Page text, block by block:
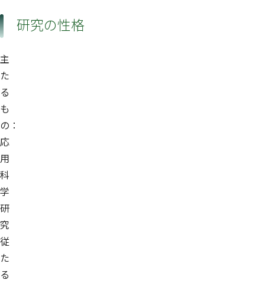
研究の性格
主
た
る
も
の：
応
用
科
学
研
究
従
た
る